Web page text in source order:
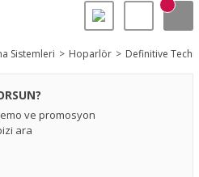
Sistemleri Hoparlör Definitive
ve promosyon
ara